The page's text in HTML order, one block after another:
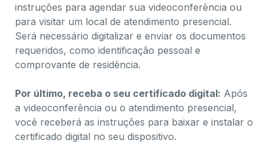
instruções para agendar sua videoconferência ou
para visitar um local de atendimento presencial.
Será necessário digitalizar e enviar os documentos
requeridos, como identificação pessoal e
comprovante de residência.
Por último, receba o seu certificado digital: Após
a videoconferência ou o atendimento presencial,
você receberá as instruções para baixar e instalar o
certificado digital no seu dispositivo.